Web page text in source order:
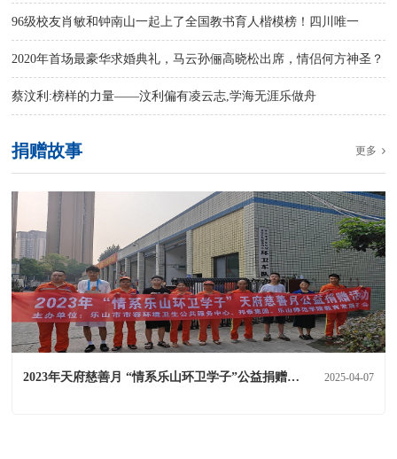
96级校友肖敏和钟南山一起上了全国教书育人楷模榜！四川唯一
2020年首场最豪华求婚典礼，马云孙俪高晓松出席，情侣何方神圣？
蔡汶利:榜样的力量——汶利偏有凌云志,学海无涯乐做舟
捐赠故事 更多
2023年天府慈善月 “情系乐山环卫学子”公益捐赠活动 2025-04-07